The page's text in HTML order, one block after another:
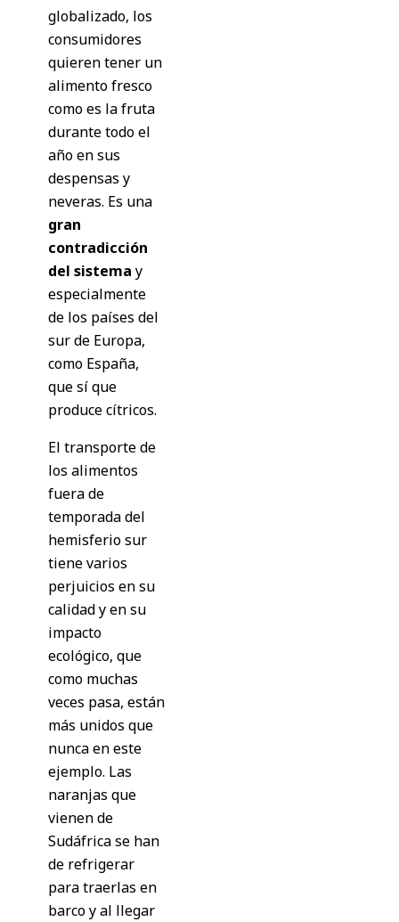
globalizado, los
consumidores
quieren tener un
alimento fresco
como es la fruta
durante todo el
año en sus
despensas y
neveras. Es una
gran
contradicción
del sistema y
especialmente
de los países del
sur de Europa,
como España,
que sí que
produce cítricos.
El transporte de
los alimentos
fuera de
temporada del
hemisferio sur
tiene varios
perjuicios en su
calidad y en su
impacto
ecológico, que
como muchas
veces pasa, están
más unidos que
nunca en este
ejemplo. Las
naranjas que
vienen de
Sudáfrica se han
de refrigerar
para traerlas en
barco y al llegar